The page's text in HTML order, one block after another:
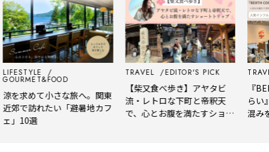
求めて小さな旅へ。関東
で訪れたい「避暑地カフ
10選
TRAVEL EDITOR'S PICK
【柴又食べ歩き】アヤタビ
流・レトロな下町と帝釈天
で、心とお腹を満たすショー
TRAVEL
『
らい』
混みを